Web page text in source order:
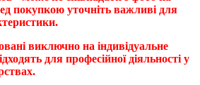
покупкою уточніть важливі для
виключно на індивідуальне
для професійної діяльності у